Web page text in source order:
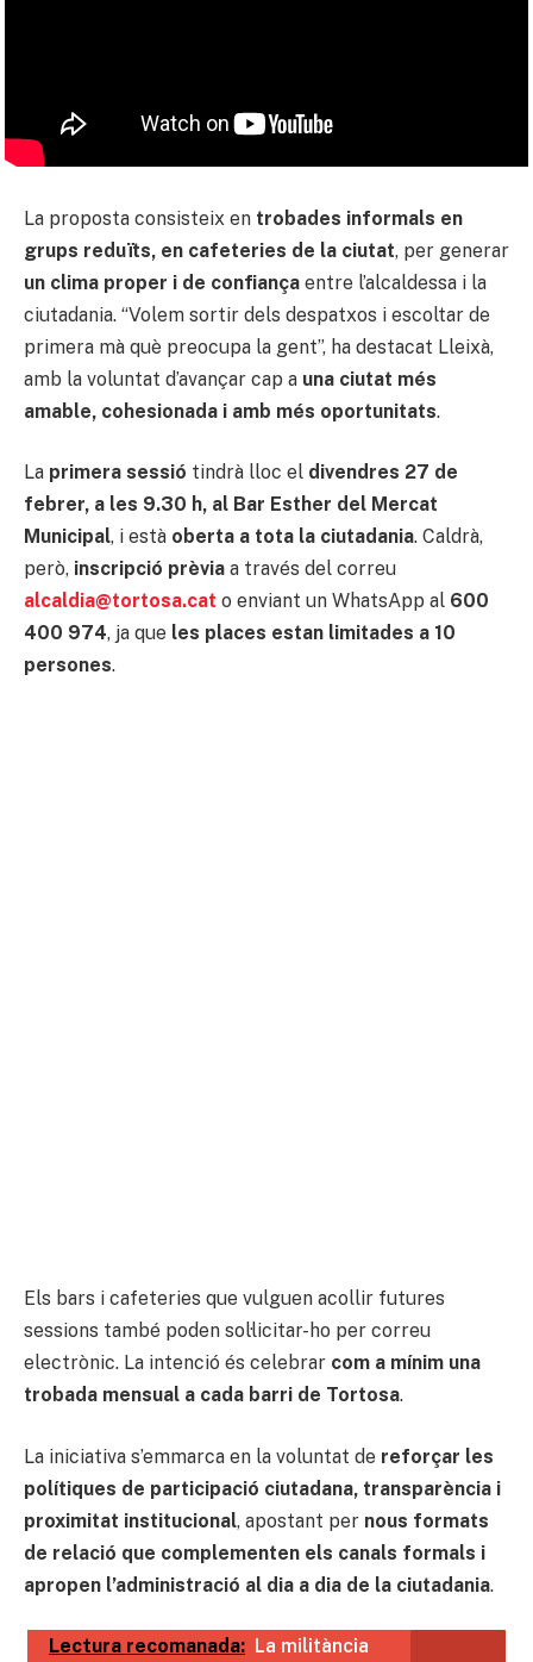
La proposta consisteix en trobades informals en
grups reduïts, en cafeteries de la ciutat, per generar
un clima proper i de confiança entre l’alcaldessa i la
ciutadania. “Volem sortir dels despatxos i escoltar de
primera mà què preocupa la gent”, ha destacat Lleixà,
amb la voluntat d’avançar cap a una ciutat més
amable, cohesionada i amb més oportunitats.
La primera sessió tindrà lloc el divendres 27 de
febrer, a les 9.30 h, al Bar Esther del Mercat
Municipal, i està oberta a tota la ciutadania. Caldrà,
però, inscripció prèvia a través del correu
alcaldia@tortosa.cat o enviant un WhatsApp al 600
400 974, ja que les places estan limitades a 10
persones.
Els bars i cafeteries que vulguen acollir futures
sessions també poden sol·licitar-ho per correu
electrònic. La intenció és celebrar com a mínim una
trobada mensual a cada barri de Tortosa.
La iniciativa s’emmarca en la voluntat de reforçar les
polítiques de participació ciutadana, transparència i
proximitat institucional, apostant per nous formats
de relació que complementen els canals formals i
apropen l’administració al dia a dia de la ciutadania.
Lectura recomanada: La militància